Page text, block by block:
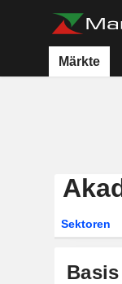
Märkte
Sektoren
Basis